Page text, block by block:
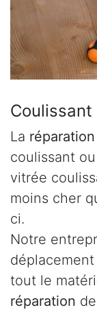
La réparation
coulissant
vitrée
moins cher
ci.
Notre
tout le
réparation